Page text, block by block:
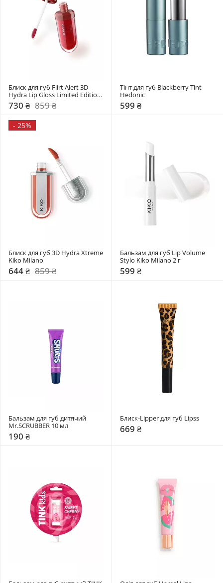
Блиск для губ Flirt Alert 3D
Hydra Lip Gloss Limited Edition
Kiko Milano
730 ₴ 859 ₴
Тінт для губ Blackberry Tint
Hedonic
599 ₴
- 25%
Блиск для губ 3D Hydra Xtreme
Kiko Milano
644 ₴ 859 ₴
Бальзам для губ Lip Volume
Stylo Kiko Milano 2 г
599 ₴
Бальзам для губ дитячий
Mr.SCRUBBER 10 мл
190 ₴
Блиск-Lipper для губ Lipss
669 ₴